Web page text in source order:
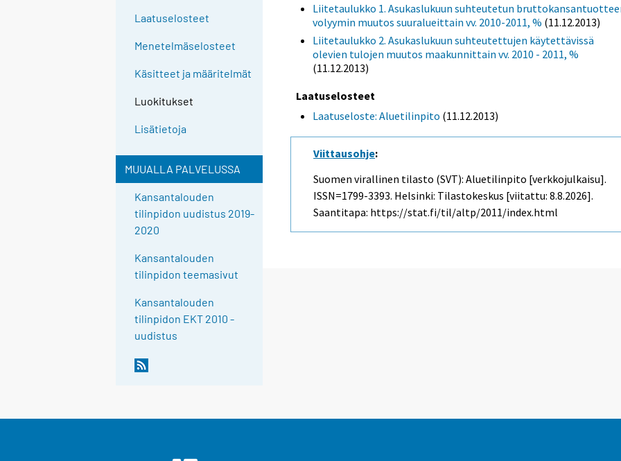
Laatuselosteet
Menetelmäselosteet
Käsitteet ja määritelmät
Luokitukset
Lisätietoja
MUUALLA PALVELUSSA
Kansantalouden
tilinpidon uudistus 2019-
2020
Kansantalouden
tilinpidon teemasivut
Kansantalouden
tilinpidon EKT 2010 -
uudistus
Liitetaulukko 1. Asukaslukuun suhteutetun
volyymin muutos suuralueittain vv. 2010-2011, % (11.12.2013)
Liitetaulukko 2. Asukaslukuun suhteutettujen käytettävissä
olevien tulojen muutos maakunnittain vv. 2010 - 2011, %
(11.12.2013)
Laatuselosteet
Laatuseloste: Aluetilinpito (11.12.2013)
Viittausohje:
Suomen virallinen tilasto (SVT): Aluetilinpito [verkkojulkaisu].
ISSN=1799-3393. Helsinki: Tilastokeskus [viitattu: 8.8.2026].
Saantitapa: https://stat.fi/til/altp/2011/index.html